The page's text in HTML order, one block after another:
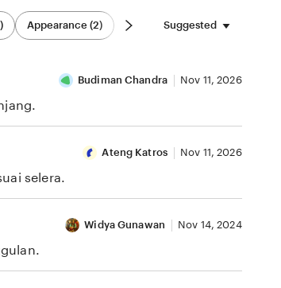
Appearance (2) Suggested
Budiman Chandra Nov 11, 2026
Ateng Katros Nov 11, 2026
selera.
Widya Gunawan Nov 14, 2024